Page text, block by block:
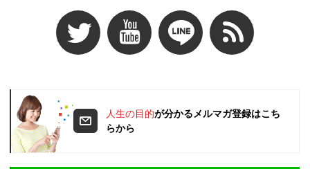
人生の目的が分かるメルマガ登録はこち
らから